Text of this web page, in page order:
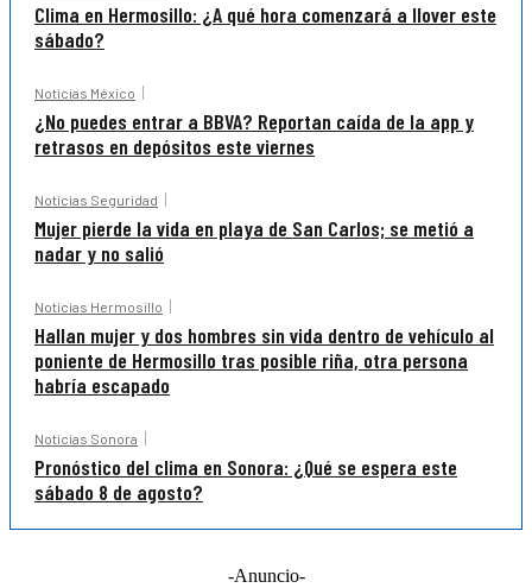
Clima en Hermosillo: ¿A qué hora comenzará a llover este
sábado?
Noticias México
¿No puedes entrar a BBVA? Reportan caída de la app y
retrasos en depósitos este viernes
Noticias Seguridad
Mujer pierde la vida en playa de San Carlos; se metió a
nadar y no salió
Noticias Hermosillo
Hallan mujer y dos hombres sin vida dentro de vehículo al
poniente de Hermosillo tras posible riña, otra persona
habría escapado
Noticias Sonora
Pronóstico del clima en Sonora: ¿Qué se espera este
sábado 8 de agosto?
-Anuncio-